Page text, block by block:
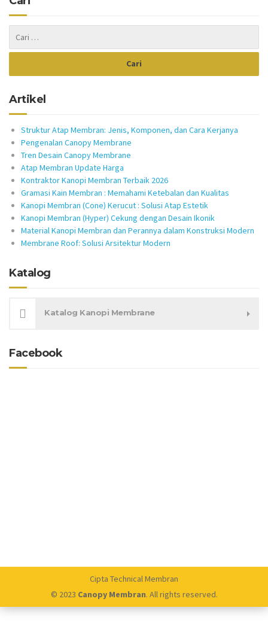
Artikel
Struktur Atap Membran: Jenis, Komponen, dan Cara Kerjanya
Pengenalan Canopy Membrane
Tren Desain Canopy Membrane
Atap Membran Update Harga
Kontraktor Kanopi Membran Terbaik 2026
Gramasi Kain Membran : Memahami Ketebalan dan Kualitas
Kanopi Membran (Cone) Kerucut : Solusi Atap Estetik
Kanopi Membran (Hyper) Cekung dengan Desain Ikonik
Material Kanopi Membran dan Perannya dalam Konstruksi Modern
Membrane Roof: Solusi Arsitektur Modern
Katalog
Katalog Kanopi Membrane
Facebook
Cipta Technical Membran
© 2023 Canopy Membran. All rights reserved.